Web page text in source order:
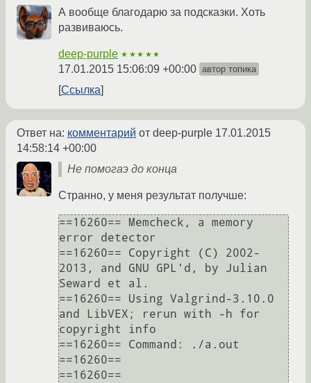
А вообще благодарю за подсказки. Хоть
развиваюсь.
deep-purple ★★★★★
17.01.2015 15:06:09 +00:00 автор топика
Ссылка
Ответ на: комментарий от deep-purple 17.01.2015
14:58:14 +00:00
Не помогаэ до конца
Странно, у меня результат получше:
==16260== Memcheck, a memory
error detector
==16260== Copyright (C) 2002-
2013, and GNU GPL'd, by Julian
Seward et al.
==16260== Using Valgrind-3.10.0
and LibVEX; rerun with -h for
copyright info
==16260== Command: ./a.out
==16260==
==16260==